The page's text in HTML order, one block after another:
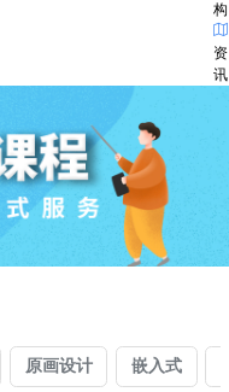
构
资
讯
原画设计 嵌入式